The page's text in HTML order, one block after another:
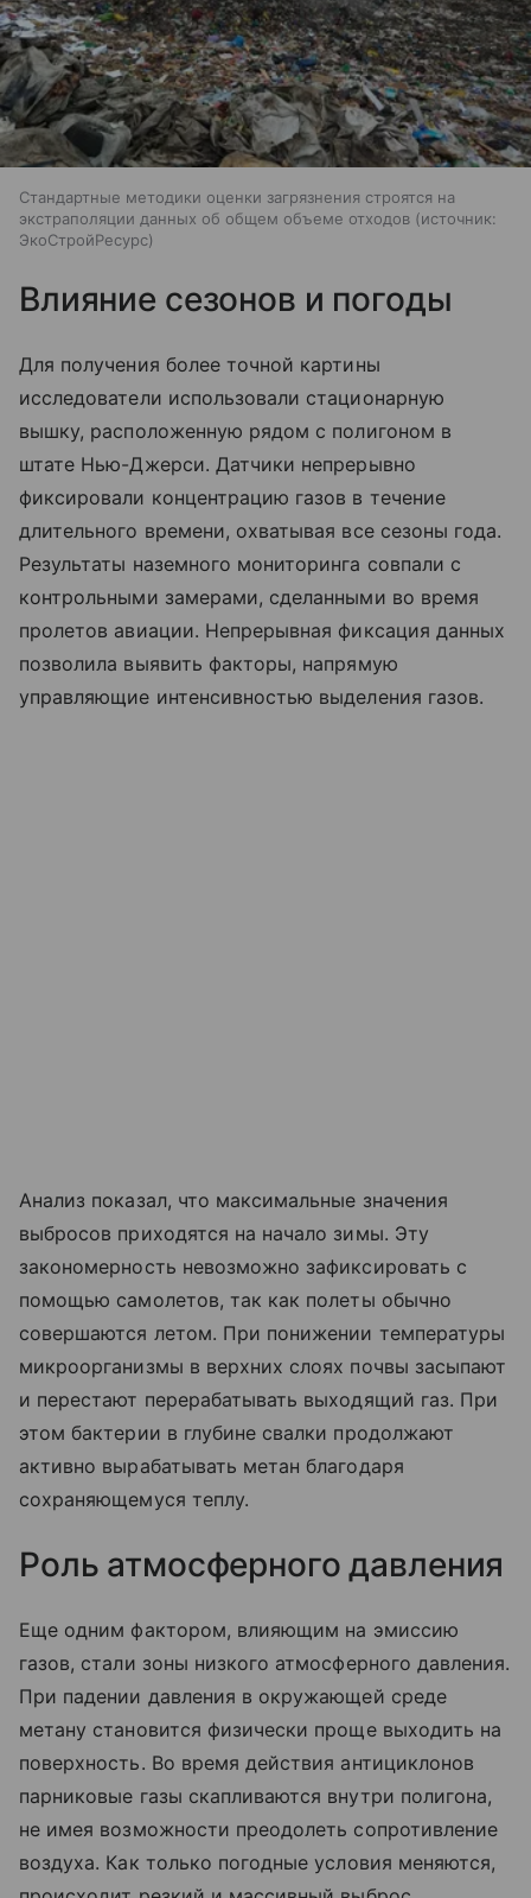
Стандартные методики оценки загрязнения строятся на
экстраполяции данных об общем объеме отходов
источник:
ЭкоСтройРесурс
Влияние сезонов и погоды
Для получения более точной картины
исследователи использовали стационарную
вышку, расположенную рядом с полигоном в
штате Нью-Джерси. Датчики непрерывно
фиксировали концентрацию газов в течение
длительного времени, охватывая все сезоны года.
Результаты наземного мониторинга совпали с
контрольными замерами, сделанными во время
пролетов авиации. Непрерывная фиксация данных
позволила выявить факторы, напрямую
управляющие интенсивностью выделения газов.
Анализ показал, что максимальные значения
выбросов приходятся на начало зимы. Эту
закономерность невозможно зафиксировать с
помощью самолетов, так как полеты обычно
совершаются летом. При понижении температуры
микроорганизмы в верхних слоях почвы засыпают
и перестают перерабатывать выходящий газ. При
этом бактерии в глубине свалки продолжают
активно вырабатывать метан благодаря
сохраняющемуся теплу.
Роль атмосферного давления
Еще одним фактором, влияющим на эмиссию
газов, стали зоны низкого атмосферного давления.
При падении давления в окружающей среде
метану становится физически проще выходить на
поверхность. Во время действия антициклонов
парниковые газы скапливаются внутри полигона,
не имея возможности преодолеть сопротивление
воздуха. Как только погодные условия меняются,